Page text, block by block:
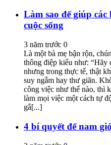
Làm sao để giúp
cuộc sống
3 năm trước 0
Là một bà mẹ bận rộn,
thông điệp kiểu như: “Hãy
nhưng trong thực tế, thật
suy ngẫm hay thư giãn.
công việc như thế nào, thì
làm mọi việc một cách tự
gắ[...]
4 bí quyết để nam